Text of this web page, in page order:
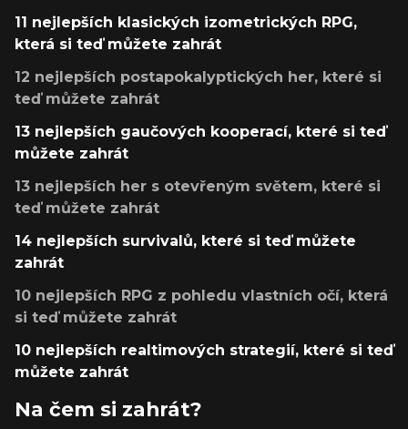
11 nejlepších klasických izometrických RPG,
která si teď můžete zahrát
12 nejlepších postapokalyptických her, které si
teď můžete zahrát
13 nejlepších gaučových kooperací, které si teď
můžete zahrát
13 nejlepších her s otevřeným světem, které si
teď můžete zahrát
14 nejlepších survivalů, které si teď můžete
zahrát
10 nejlepších RPG z pohledu vlastních očí, která
si teď můžete zahrát
10 nejlepších realtimových strategií, které si teď
můžete zahrát
Na čem si zahrát?